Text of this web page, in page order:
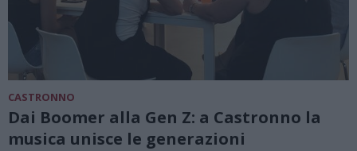
CASTRONNO
Dai Boomer alla Gen Z: a Castronno la
musica unisce le generazioni